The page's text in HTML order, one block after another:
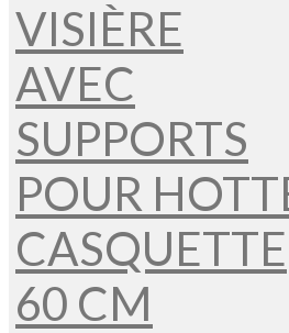
VISIÈRE
AVEC
SUPPORTS
POUR
CASQUETTE
60 CM